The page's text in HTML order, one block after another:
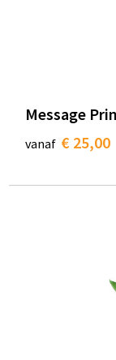
Message
vanaf € 25,00